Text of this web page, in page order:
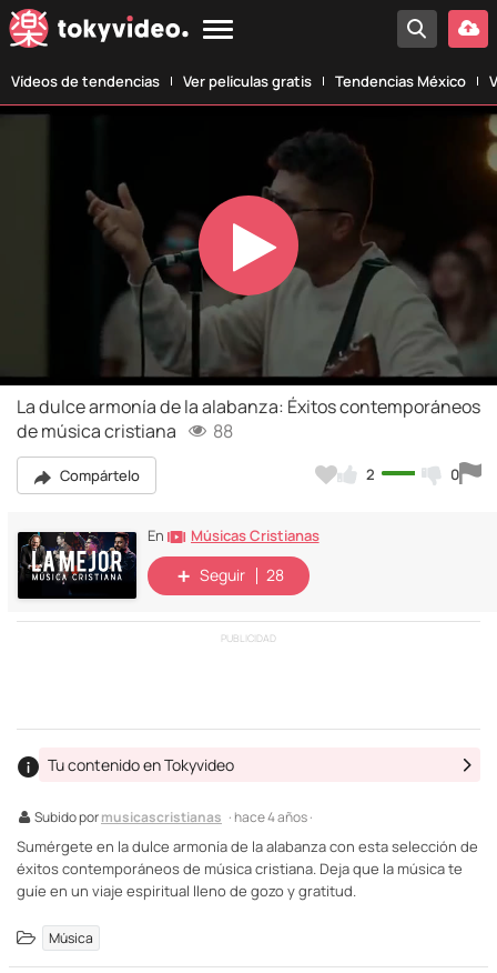
Vídeos de tendencias Ver películas gratis Tendencias México
Play
Video
La dulce armonía de la alabanza: Éxitos contemporáneos
de música cristiana
88
Compártelo 2 0
En Músicas Cristianas
Seguir 28
PUBLICIDAD
Subido pormusicascristianas · hace 4 años ·
Tu contenido en Tokyvideo
Sumérgete en la dulce armonía de la alabanza con esta selección de
éxitos contemporáneos de música cristiana. Deja que la música te
guíe en un viaje espiritual lleno de gozo y gratitud.
Música